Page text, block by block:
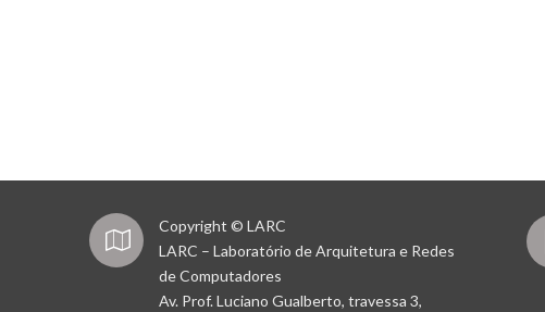
Copyright © LARC
LARC – Laboratório de Arquitetura e Redes
de Computadores
Av. Prof. Luciano Gualberto, travessa 3,